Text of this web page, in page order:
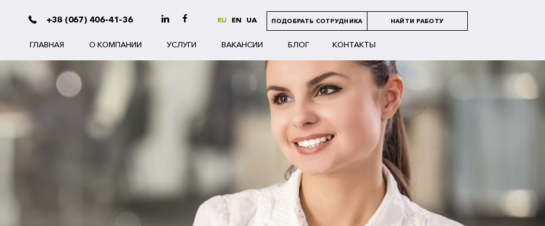
+38 (067) 406-41-36 RU EN UA ПОДОБРАТЬ СОТРУДНИКА НАЙТИ РАБОТУ
ГЛАВНАЯ О КОМПАНИИ УСЛУГИ ВАКАНСИИ БЛОГ КОНТАКТЫ